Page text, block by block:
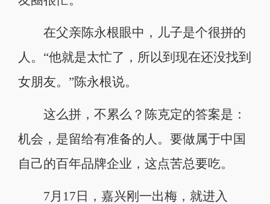
在父亲陈永根眼中，儿子是个很拼的
人。“他就是太忙了，所以到现在还没找到
女朋友。”陈永根说。
这么拼，不累么？陈克定的答案是：
机会，是留给有准备的人。要做属于中国
自己的百年品牌企业，这点苦总要吃。
7月17日，嘉兴刚一出梅，就进入